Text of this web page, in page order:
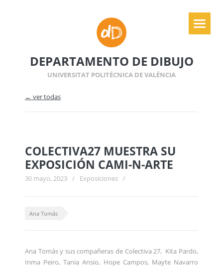
DEPARTAMENTO DE DIBUJO
UNIVERSITAT POLITÉCNICA DE VALÉNCIA
← ver todas
COLECTIVA27 MUESTRA SU
EXPOSICIÓN CAMI-N-ARTE
30 mayo, 2023 / Exposiciones /
Ana Tomás
Ana Tomás y sus compañeras de Colectiva 27, Kita Pardo,
Inma Peiro, Tania Ansio, Hope Campos, Mayte Navarro